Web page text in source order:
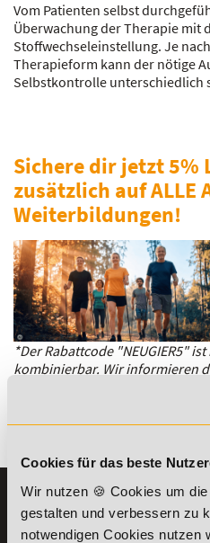
Cookies für das beste
Wir nutzen 🍪 Cookies um
gestalten und verbessern zu
notwendigen Cookies nutzen
Vom Patienten selbst
Überwachung der Therapie mit
Stoffwechseleinstellung. Je
Therapieform kann der nötige
Selbstkontrolle unterschiedlich
Sichere dir jetzt 5%
zusätzlich auf ALLE
Weiterbildungen!
*Der Rabattcode "NEUGIER5"
kombinierbar. Wir informieren
KONTAKT
07191-22987-0